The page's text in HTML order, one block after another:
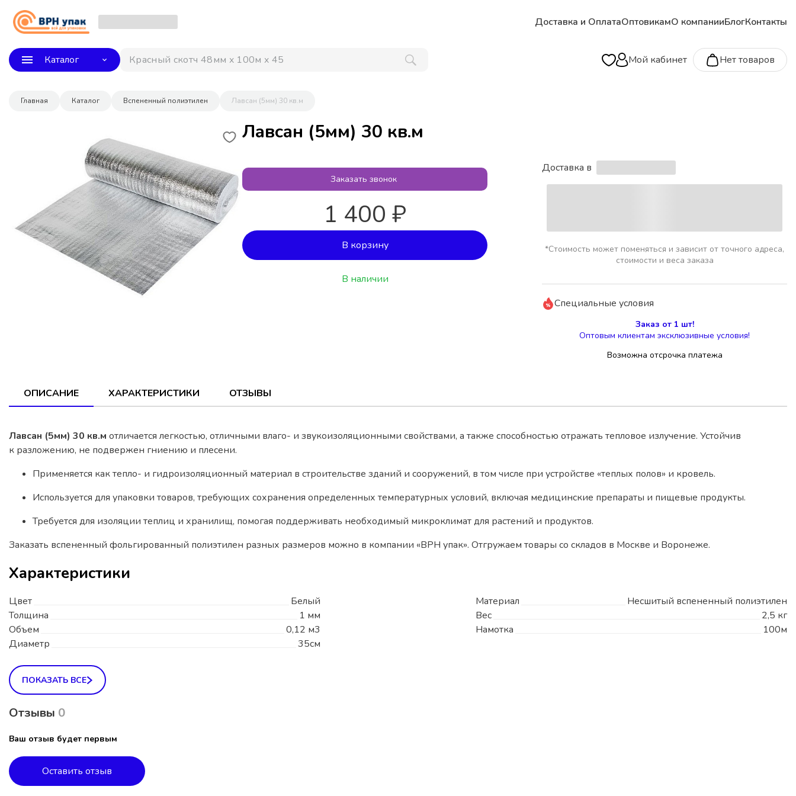
Доставка и ОплатаОптовикамО компанииБлогКонтакты
Каталог Красный скотч 48мм x 100м x 45 Мой кабинет Нет товаров
Главная Каталог Вспененный полиэтилен Лавсан (5мм) 30 кв.м
Лавсан (5мм) 30 кв.м
Заказать звонок
1 400 ₽
В корзину
В наличии
Доставка в
*Стоимость может поменяться и зависит от точного адреса,
стоимости и веса заказа
Специальные условия
Заказ от 1 шт!
Оптовым клиентам эксклюзивные условия!
Возможна отсрочка платежа
ОПИСАНИЕ ХАРАКТЕРИСТИКИ ОТЗЫВЫ
Лавсан (5мм) 30 кв.м отличается легкостью, отличными влаго- и звукоизоляционными свойствами, а также способностью отражать тепловое излучение. Устойчив
к разложению, не подвержен гниению и плесени.
Применяется как тепло- и гидроизоляционный материал в строительстве зданий и сооружений, в том числе при устройстве «теплых полов» и кровель.
Используется для упаковки товаров, требующих сохранения определенных температурных условий, включая медицинские препараты и пищевые продукты.
Требуется для изоляции теплиц и хранилищ, помогая поддерживать необходимый микроклимат для растений и продуктов.
Заказать вспененный фольгированный полиэтилен разных размеров можно в компании «ВРН упак». Отгружаем товары со складов в Москве и Воронеже.
Характеристики
Цвет Белый Материал
Несшитый вспененный полиэтилен
Толщина
1 мм Вес
2,5 кг
Объем
0,12 м3 Намотка
100м
Диаметр
35см
ПОКАЗАТЬ ВСЕ
Отзывы 0
Ваш отзыв будет первым
Оставить отзыв